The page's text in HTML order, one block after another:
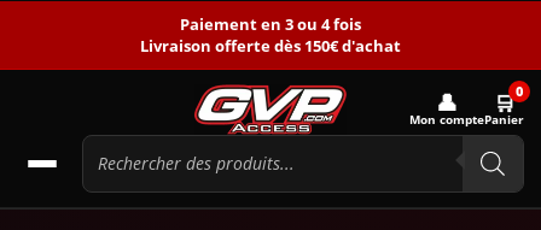
Paiement en 3 ou 4 fois
Livraison offerte dès 150€ d'achat
👤
Mon compte
🛒0
Panier